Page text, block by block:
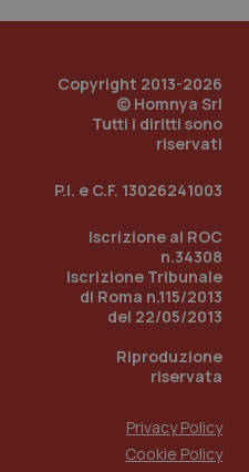
Copyright 2013-2026
© Homnya Srl
Tutti i diritti sono
riservati
P.I. e C.F. 13026241003
Iscrizione al ROC
n.34308
Iscrizione Tribunale
di Roma n.115/2013
del 22/05/2013
Riproduzione
riservata
Privacy Policy
Cookie Policy
PHP.net
www.quotidianosanita.it